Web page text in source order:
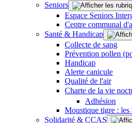
Seniors
Espace Seniors
Centre communal
Santé & Handicap
Collecte de sang
Prévention pollen
Handicap
Alerte canicule
Qualité de l'air
Charte de la vie
Adhésion
Moustique tigre : les
Solidarité & CCAS